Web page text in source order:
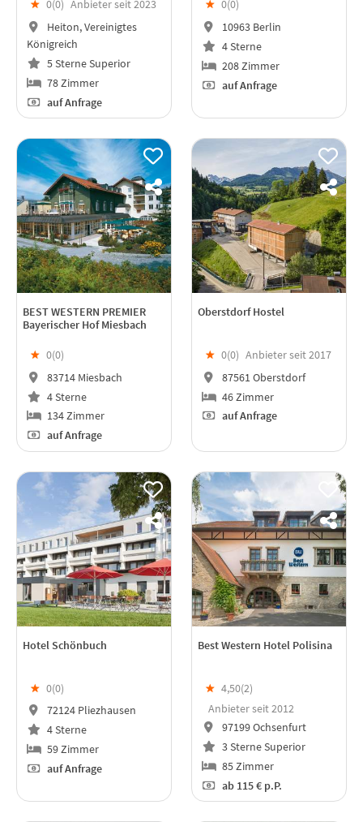
★ 0(0) Anbieter seit 2023
Heiton, Vereinigtes
Königreich
5 Sterne Superior
78 Zimmer
auf Anfrage
★ 0(0)
10963 Berlin
4 Sterne
208 Zimmer
auf Anfrage
BEST WESTERN PREMIER
Bayerischer Hof Miesbach
★ 0(0)
83714 Miesbach
4 Sterne
134 Zimmer
auf Anfrage
Oberstdorf Hostel
★ 0(0) Anbieter seit 2017
87561 Oberstdorf
46 Zimmer
auf Anfrage
Hotel Schönbuch
★ 0(0)
72124 Pliezhausen
4 Sterne
59 Zimmer
auf Anfrage
Best Western Hotel Polisina
★ 4,50(2)
Anbieter seit 2012
97199 Ochsenfurt
3 Sterne Superior
85 Zimmer
ab115 € p.P.